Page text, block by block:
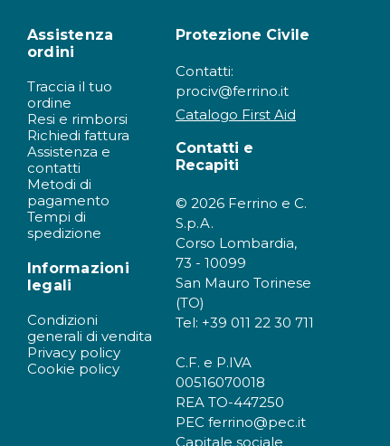
Assistenza
ordini
Traccia il tuo
ordine
Resi e rimborsi
Richiedi fattura
Assistenza e
contatti
Metodi di
pagamento
Tempi di
spedizione
Informazioni
legali
Condizioni
generali di vendita
Privacy policy
Cookie policy
Protezione Civile
Contatti:
prociv@ferrino.it
Catalogo First Aid
Contatti e
Recapiti
© 2026 Ferrino e C.
S.p.A.
Corso Lombardia,
73 - 10099
San Mauro Torinese
(TO)
Tel: +39 011 22 30 711
C.F. e P.IVA
00516070018
REA TO-447250
PEC ferrino@pec.it
Capitale sociale